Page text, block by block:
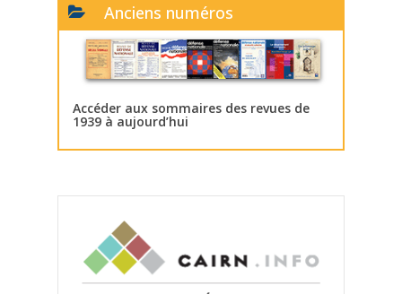
Anciens numéros
Accéder aux sommaires des revues de
1939 à aujourd’hui